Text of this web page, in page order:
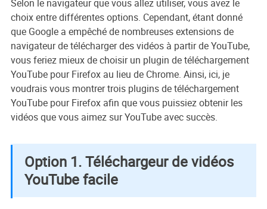
Selon le navigateur que vous allez utiliser, vous avez le
choix entre différentes options. Cependant, étant donné
que Google a empêché de nombreuses extensions de
navigateur de télécharger des vidéos à partir de YouTube,
vous feriez mieux de choisir un plugin de téléchargement
YouTube pour Firefox au lieu de Chrome. Ainsi, ici, je
voudrais vous montrer trois plugins de téléchargement
YouTube pour Firefox afin que vous puissiez obtenir les
vidéos que vous aimez sur YouTube avec succès.
Option 1. Téléchargeur de vidéos
YouTube facile